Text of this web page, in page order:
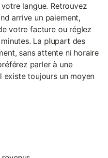
langue. Retrouvez
arrive un paiement,
votre facture ou réglez
La plupart des
sans attente ni horaire
parler à une
existe toujours un moyen